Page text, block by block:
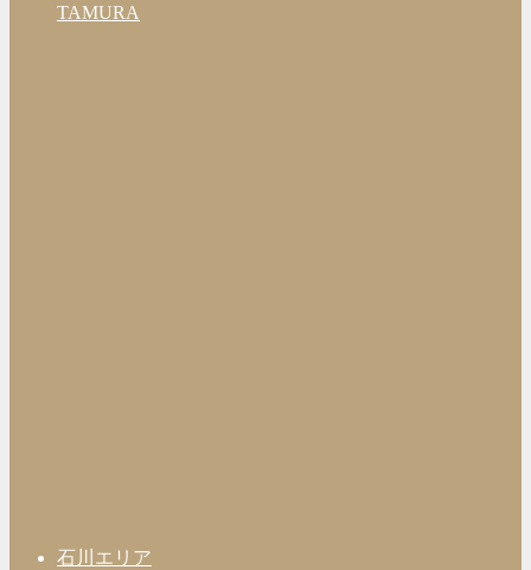
TAMURA
石川エリア